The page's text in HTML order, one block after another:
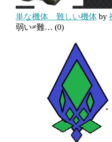
単な機体 難しい機体 by
弱い≠難… (0)